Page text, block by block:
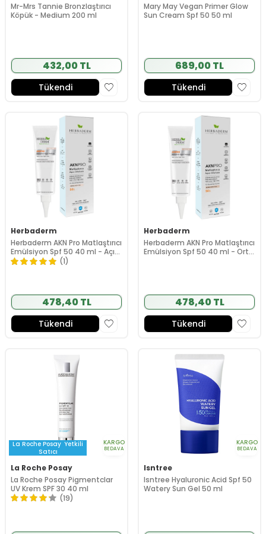
Mr-Mrs Tannie Bronzlaştırıcı
Köpük - Medium 200 ml
432,00 TL
Tükendi
Mary May Vegan Primer Glow
Sun Cream Spf 50 50 ml
689,00 TL
Tükendi
Herbaderm
Herbaderm AKN Pro Matlaştırıcı
Emülsiyon Spf 50 40 ml - Açık
Ton
(1)
478,40 TL
Tükendi
Herbaderm
Herbaderm AKN Pro Matlaştırıcı
Emülsiyon Spf 50 40 ml - Orta
478,40 TL
Tükendi
La Roche Posay Yetkili
Satıcı
KARGO
BEDAVA
La Roche Posay
La Roche Posay Pigmentclar
UV Krem SPF 30 40 ml
(19)
KARGO
BEDAVA
Isntree
Isntree Hyaluronic Acid Spf 50
Watery Sun Gel 50 ml